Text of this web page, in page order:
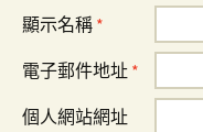
顯示名稱 *
電子郵件地址 *
個人網站網址